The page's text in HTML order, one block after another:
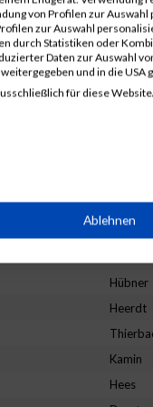
Ivanova
Prehm
Nym
Hübner
Heerdt
Kamin
Hees
von Profilen zur
zur Auswahl
durch Statistiken oder
Daten zur Auswahl
und in die USA
für diese
auf einem
Werbung
Werbung
Ablehnen